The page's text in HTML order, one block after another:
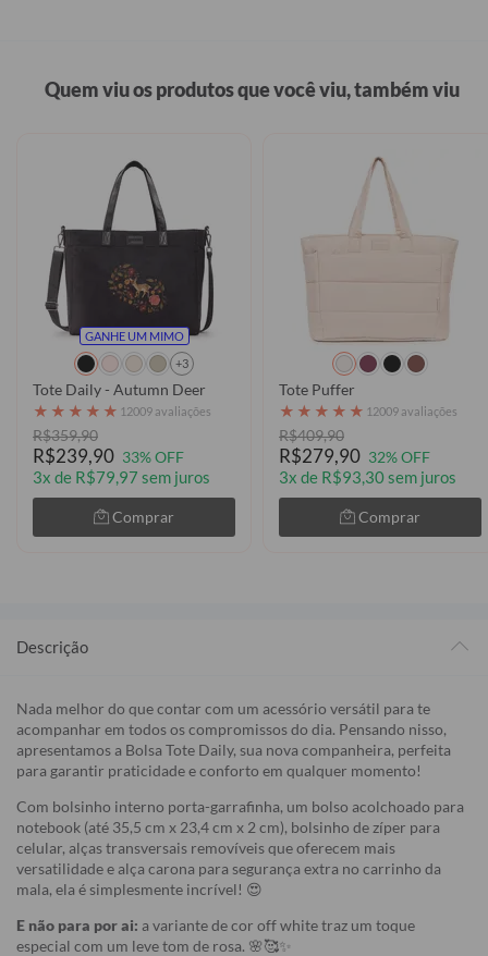
Quem viu os produtos que você viu, também viu
GANHE UM MIMO
+3
Tote Daily - Autumn Deer
★ ★ ★ ★ ★ 12009 avaliações
R$359,90
R$239,90 33% OFF
3x de R$79,97 sem juros
Comprar
Tote Puffer
★ ★ ★ ★ ★ 12009 avaliações
R$409,90
R$279,90 32% OFF
3x de R$93,30 sem juros
Comprar
Descrição
Nada melhor do que contar com um acessório versátil para te
acompanhar em todos os compromissos do dia. Pensando nisso,
apresentamos a Bolsa Tote Daily, sua nova companheira, perfeita
para garantir praticidade e conforto em qualquer momento!
Com bolsinho interno porta-garrafinha, um bolso acolchoado para
notebook (até 35,5 cm x 23,4 cm x 2 cm), bolsinho de zíper para
celular, alças transversais removíveis que oferecem mais
versatilidade e alça carona para segurança extra no carrinho da
mala, ela é simplesmente incrível! 😍
E não para por ai: a variante de cor off white traz um toque
especial com um leve tom de rosa. 🌸🥰✨